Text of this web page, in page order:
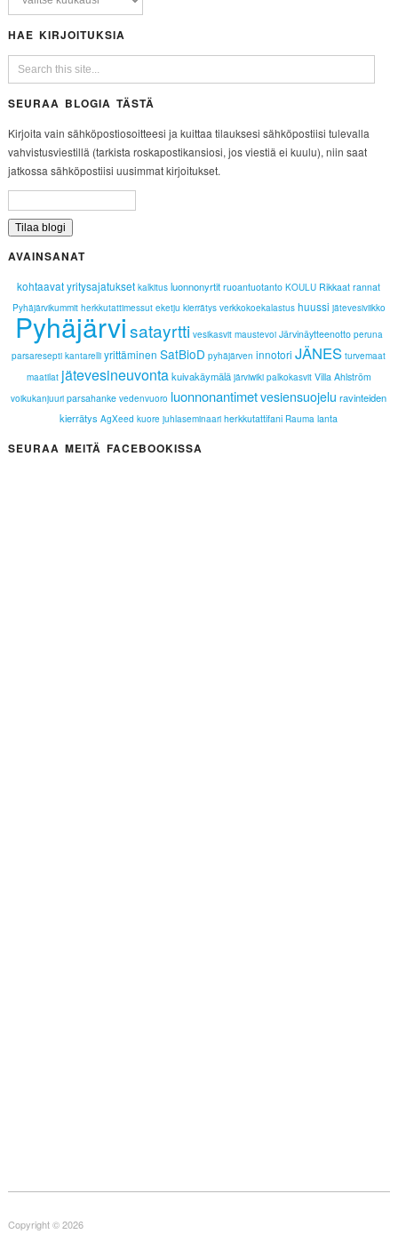
HAE KIRJOITUKSIA
SEURAA BLOGIA TÄSTÄ
Kirjoita vain sähköpostiosoitteesi ja kuittaa tilauksesi sähköpostiisi tulevalla
vahvistusviestillä (tarkista roskapostikansiosi, jos viestiä ei kuulu), niin saat
jatkossa sähköpostiisi uusimmat kirjoitukset.
AVAINSANAT
kohtaavat yritysajatukset kalkitus luonnonyrtit ruoantuotanto KOULU Rikkaat rannat
Pyhäjärvikummit herkkutattimessut eketju kierrätys verkkokoekalastus huussi jätevesiviikko
Pyhäjärvisatayrtti vesikasvit maustevoi Järvinäytteenotto peruna
parsaresepti kantarelli yrittäminen SatBioD pyhäjärven innotori JÄNES turvemaat
maatilat jätevesineuvontakuivakäymälä järviwiki palkokasvit Villa Ahlström
voikukanjuuri parsahanke vedenvuoro luonnonantimetvesiensuojelu ravinteiden
kierrätys AgXeed kuore juhlaseminaari herkkutattifani Rauma lanta
SEURAA MEITÄ FACEBOOKISSA
Copyright © 2026